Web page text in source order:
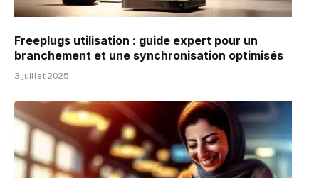
Freeplugs utilisation : guide expert pour un
branchement et une synchronisation optimisés
3 juillet 2025